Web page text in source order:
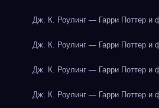
Дж. К. Роулинг — Гарри Поттер и
Дж. К. Роулинг — Гарри Поттер и
Дж. К. Роулинг — Гарри Поттер и
Дж. К. Роулинг — Гарри Поттер и